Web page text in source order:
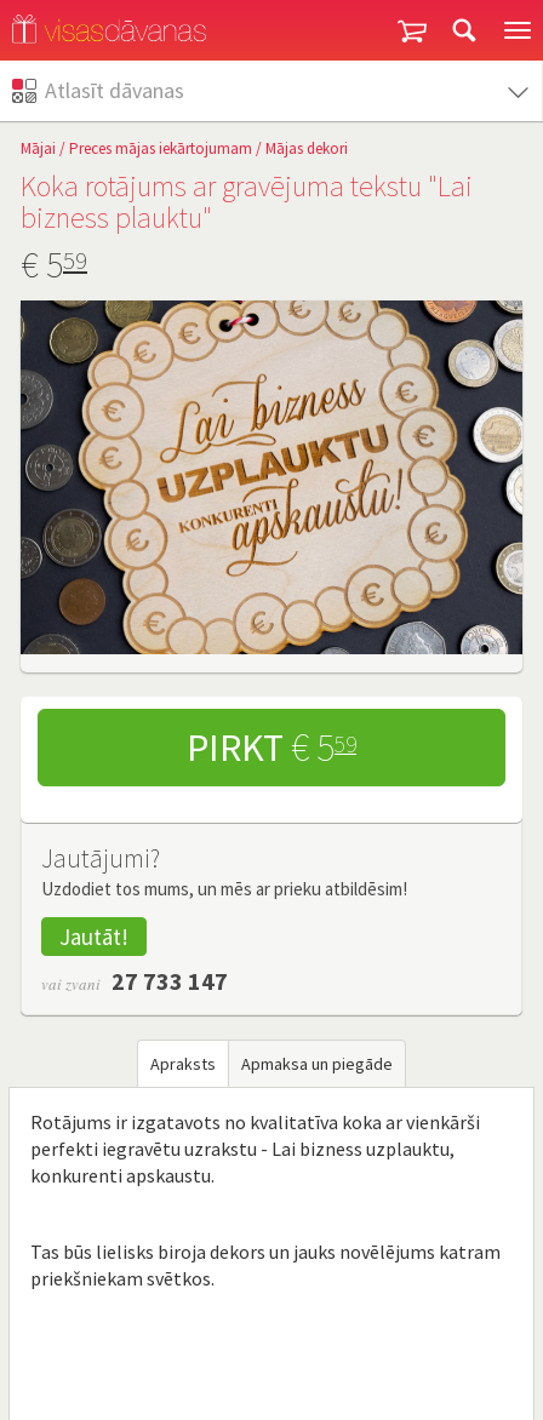
Atlasīt dāvanas
Mājai /Preces mājas iekārtojumam /Mājas dekori
Koka rotājums ar gravējuma tekstu "Lai
bizness plauktu"
€559
PIRKT € 559
Jautājumi?
Uzdodiet tos mums, un mēs ar prieku atbildēsim!
Jautāt!
vai zvani 27 733 147
Apraksts Apmaksa un piegāde
Rotājums ir izgatavots no kvalitatīva koka ar vienkārši
perfekti iegravētu uzrakstu - Lai bizness uzplauktu,
konkurenti apskaustu.
Tas būs lielisks biroja dekors un jauks novēlējums katram
priekšniekam svētkos.